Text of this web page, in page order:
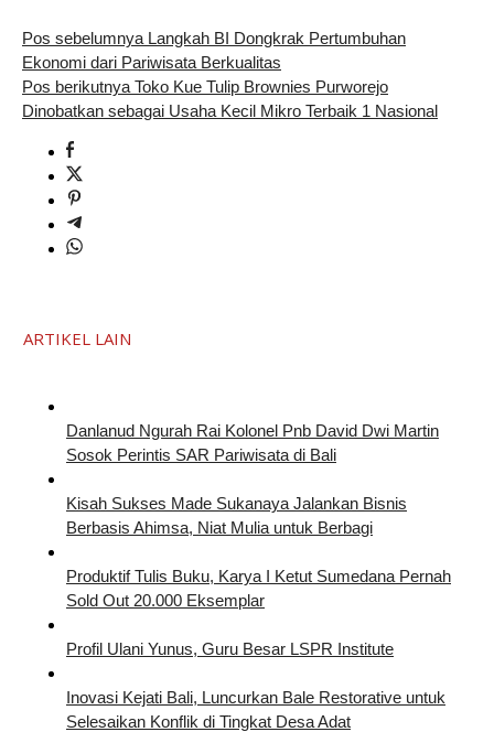
Pos sebelumnya Langkah BI Dongkrak Pertumbuhan
Ekonomi dari Pariwisata Berkualitas
Pos berikutnya Toko Kue Tulip Brownies Purworejo
Dinobatkan sebagai Usaha Kecil Mikro Terbaik 1 Nasional
ARTIKEL LAIN
Danlanud Ngurah Rai Kolonel Pnb David Dwi Martin
Sosok Perintis SAR Pariwisata di Bali
Kisah Sukses Made Sukanaya Jalankan Bisnis
Berbasis Ahimsa, Niat Mulia untuk Berbagi
Produktif Tulis Buku, Karya I Ketut Sumedana Pernah
Sold Out 20.000 Eksemplar
Profil Ulani Yunus, Guru Besar LSPR Institute
Inovasi Kejati Bali, Luncurkan Bale Restorative untuk
Selesaikan Konflik di Tingkat Desa Adat